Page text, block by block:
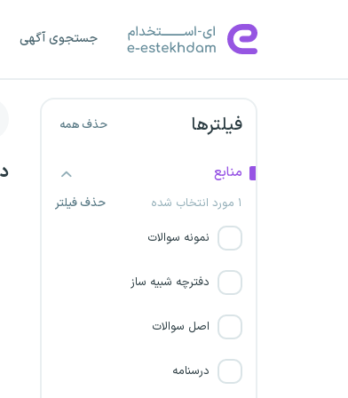
جستجوی آگهی
فیلترها حذف همه
منابع
۱ مورد انتخاب شده
حذف فیلتر
نمونه سوالات
دفترچه شبیه ساز
اصل سوالات
درسنامه
سازمان زمین شناسی
شرکت پتروشیمیایی تخت
سازمان هواپیمایی کشوری
دانشگاه علوم پزشکی ایلام
سازمان ملل متحد
دانشگاه علوم پزشکی هرمزگان